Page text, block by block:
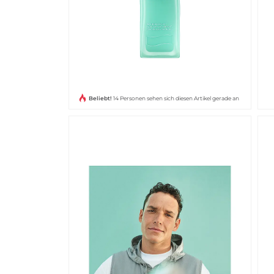
Beliebt! 14 Personen sehen sich diesen Artikel gerade an